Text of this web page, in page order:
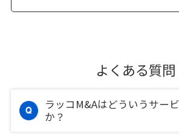
よくある質問
ラッコM&Aはどういうサー
か？